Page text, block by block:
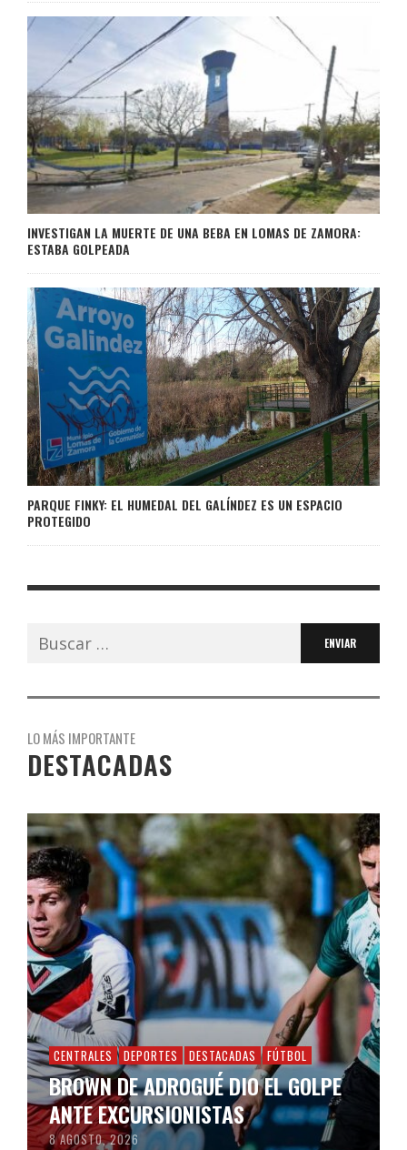
INVESTIGAN LA MUERTE DE UNA BEBA EN LOMAS DE ZAMORA:
ESTABA GOLPEADA
PARQUE FINKY: EL HUMEDAL DEL GALÍNDEZ ES UN ESPACIO
PROTEGIDO
Buscar:
LO MÁS IMPORTANTE
DESTACADAS
CENTRALES DEPORTES DESTACADAS FÚTBOL
BROWN DE ADROGUÉ DIO EL GOLPE
ANTE EXCURSIONISTAS
8 AGOSTO, 2026